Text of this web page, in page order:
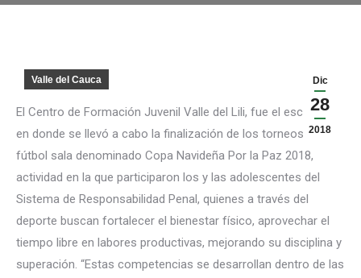
Dic
28
2018
Valle del Cauca
El Centro de Formación Juvenil Valle del Lili, fue el escenario
en donde se llevó a cabo la finalización de los torneos de
fútbol sala denominado Copa Navideña Por la Paz 2018,
actividad en la que participaron los y las adolescentes del
Sistema de Responsabilidad Penal, quienes a través del
deporte buscan fortalecer el bienestar físico, aprovechar el
tiempo libre en labores productivas, mejorando su disciplina y
superación. “Estas competencias se desarrollan dentro de las